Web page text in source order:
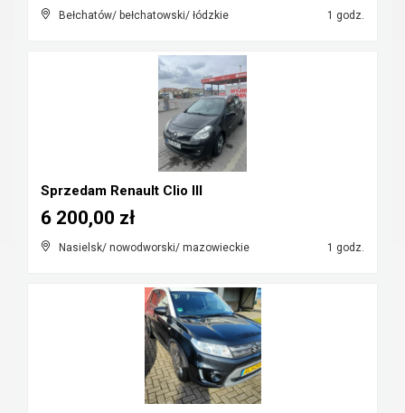
Bełchatów/ bełchatowski/ łódzkie 1 godz.
Sprzedam Renault Clio III
Nasielsk/ nowodworski/ mazowieckie 1 godz.
6 200,00 zł